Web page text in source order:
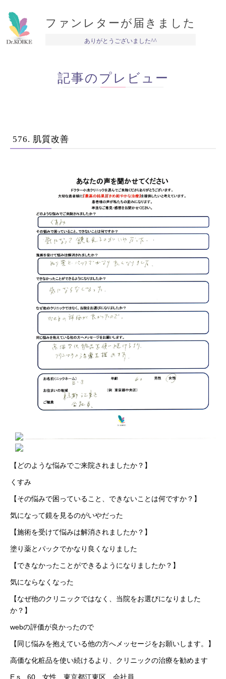
ファンレターが届きました
ありがとうございました^^
記事のプレビュー
576. 肌質改善
【どのような悩みでご来院されましたか？】
くすみ
【その悩みで困っていること、できないことは何ですか？】
気になって鏡を見るのがいやだった
【施術を受けて悩みは解消されましたか？】
塗り薬とパックでかなり良くなりました
【できなかったことができるようになりましたか？】
気にならなくなった
【なぜ他のクリニックではなく、当院をお選びになりました
か？】
webの評価が良かったので
【同じ悩みを抱えている他の方へメッセージをお願いします。】
高価な化粧品を使い続けるより、クリニックの治療を勧めます
E.s 60 女性 東京都江東区 会社員